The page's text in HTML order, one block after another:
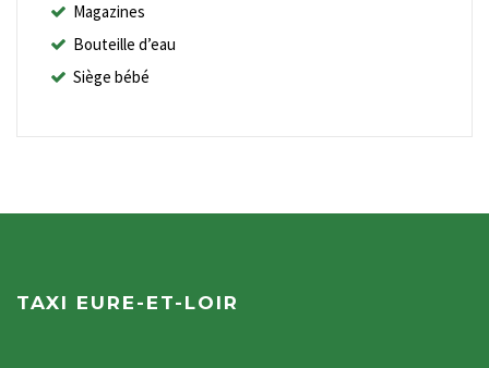
Magazines
Bouteille d’eau
Siège bébé
TAXI EURE-ET-LOIR